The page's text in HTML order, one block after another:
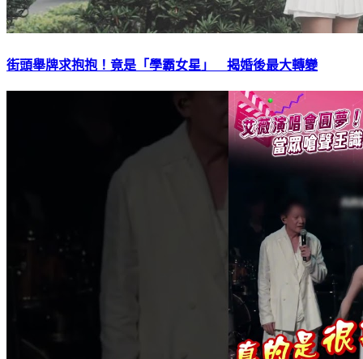
街頭舉牌求抱抱！竟是「學霸女星」 揭婚後最大轉變